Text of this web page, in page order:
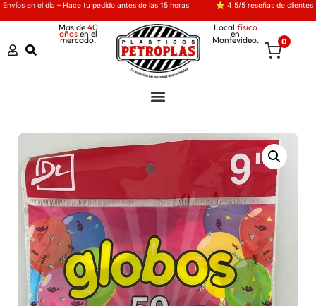
Envíos en el día – Hace tu pedido antes de las 15 horas ⭐ 4.5/5 reseñas de clientes
Mas de 40
añosen el
mercado.
Local físico
en
Montevideo. 0